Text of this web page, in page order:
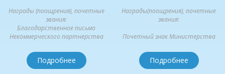
Награды (поощрения), почетные
звания:
Благодарственное письмо
Некоммерческого партнерства
Подробнее
Награды(поощрения), почетные
звания:
Почетный знак Министерства
Подробнее